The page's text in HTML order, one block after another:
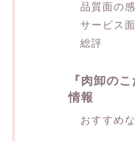
品質面の
サービス
総評
『肉卸の
情報
おすすめ